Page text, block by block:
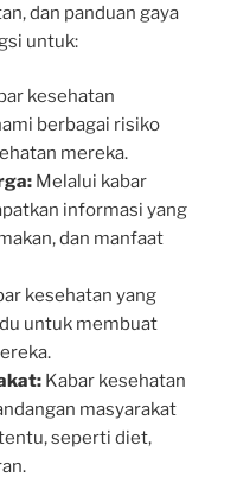
dan panduan gaya
untuk:
kesehatan
berbagai risiko
mereka.
Melalui kabar
informasi yang
dan manfaat
kesehatan yang
untuk membuat
Kabar kesehatan
masyarakat
seperti diet,